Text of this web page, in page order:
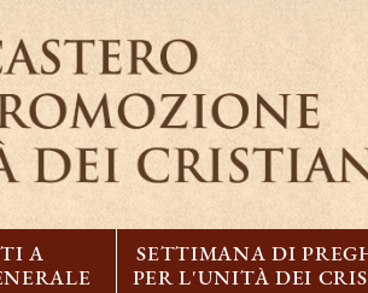
A
SETTIMANA DI
PER L'UNITÀ DEI